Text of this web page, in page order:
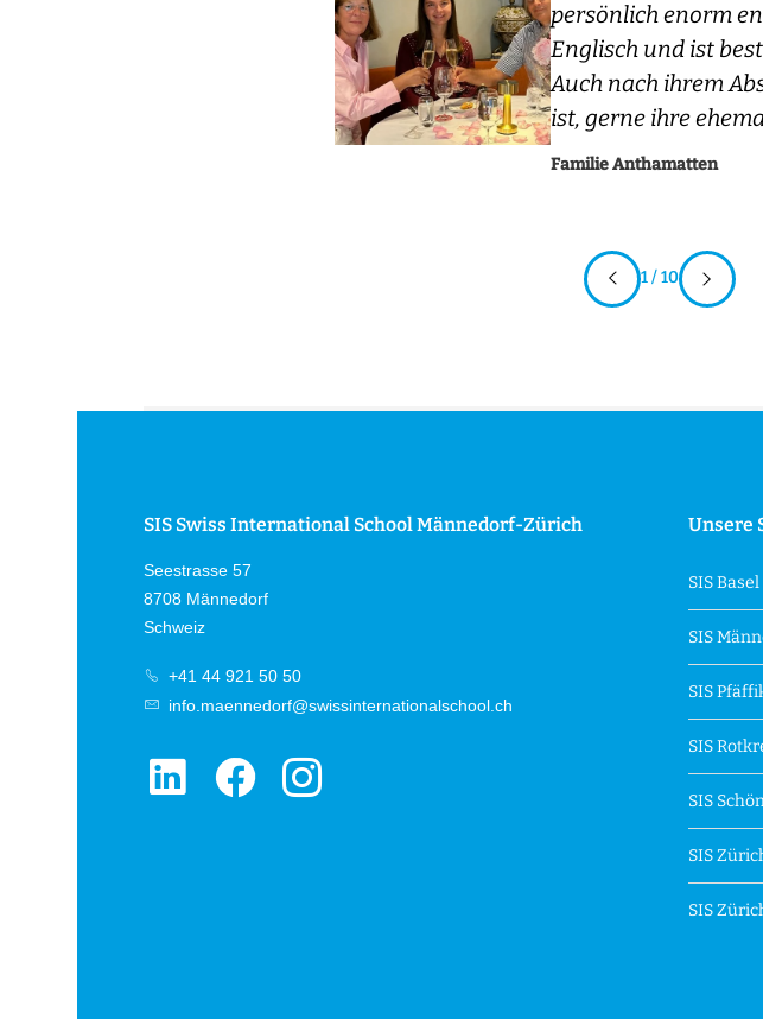
persönlich enorm
Englisch und ist
Auch nach ihrem
ist, gerne ihre
Familie Anthamatten
1 / 10
SIS Swiss International School Männedorf-Zürich
Seestrasse 57
8708 Männedorf
Schweiz
+41 44 921 50 50
info.maennedorf@swissinternationalschool.ch
Unsere
SIS Basel
SIS
SIS
SIS
SIS
SIS
SIS